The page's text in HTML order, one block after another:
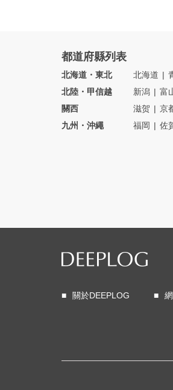
都道府縣列表
北海道・東北 北海道
北陸・甲信越
新潟 富
關西
滋贺 京
九州・沖繩
福岡 佐
關於DEEPLOG